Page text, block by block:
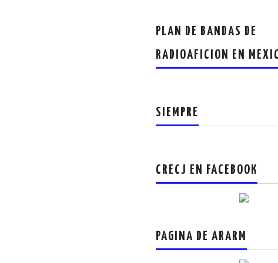
PLAN DE BANDAS DE
RADIOAFICION EN
SIEMPRE
CRECJ EN FACEBOOK
PAGINA DE ARARM